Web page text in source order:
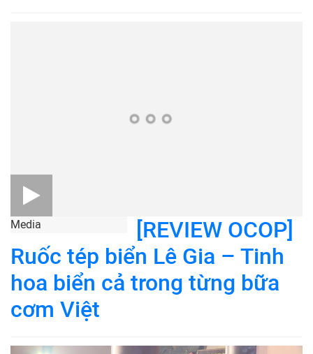
Media
Ruốc tép biển Lê Gia – Tinh
hoa biển cả trong từng bữa
cơm Việt